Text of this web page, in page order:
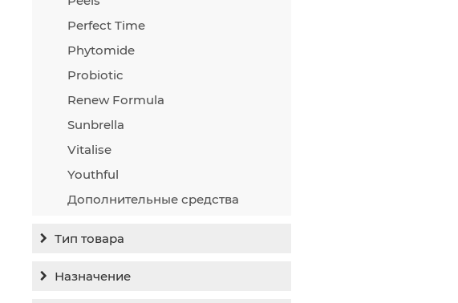
Perfect Time
Phytomide
Probiotic
Renew Formula
Sunbrella
Vitalise
Youthful
Дополнительные средства
Тип товара
Назначение